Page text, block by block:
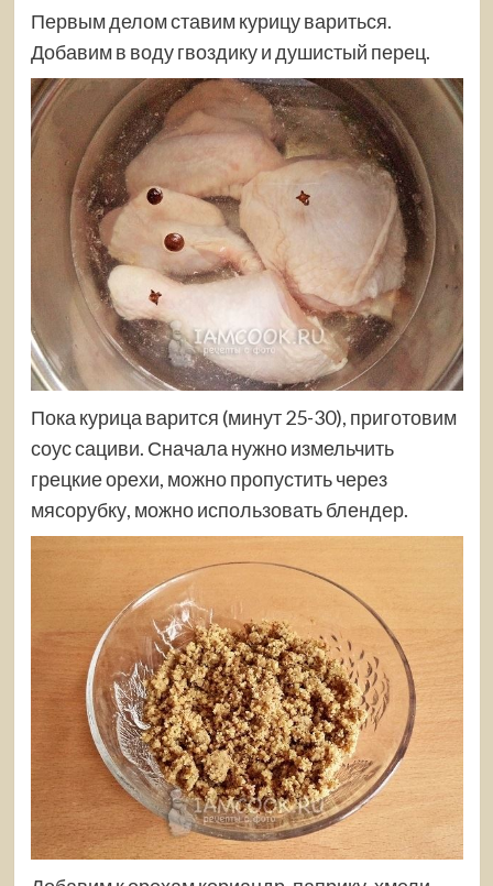
Первым делом ставим курицу вариться.
Добавим в воду гвоздику и душистый перец.
Пока курица варится (минут 25-30), приготовим
соус сациви. Сначала нужно измельчить
грецкие орехи, можно пропустить через
мясорубку, можно использовать блендер.